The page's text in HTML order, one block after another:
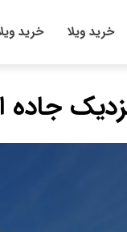
خرید ویلا خرید
جاده